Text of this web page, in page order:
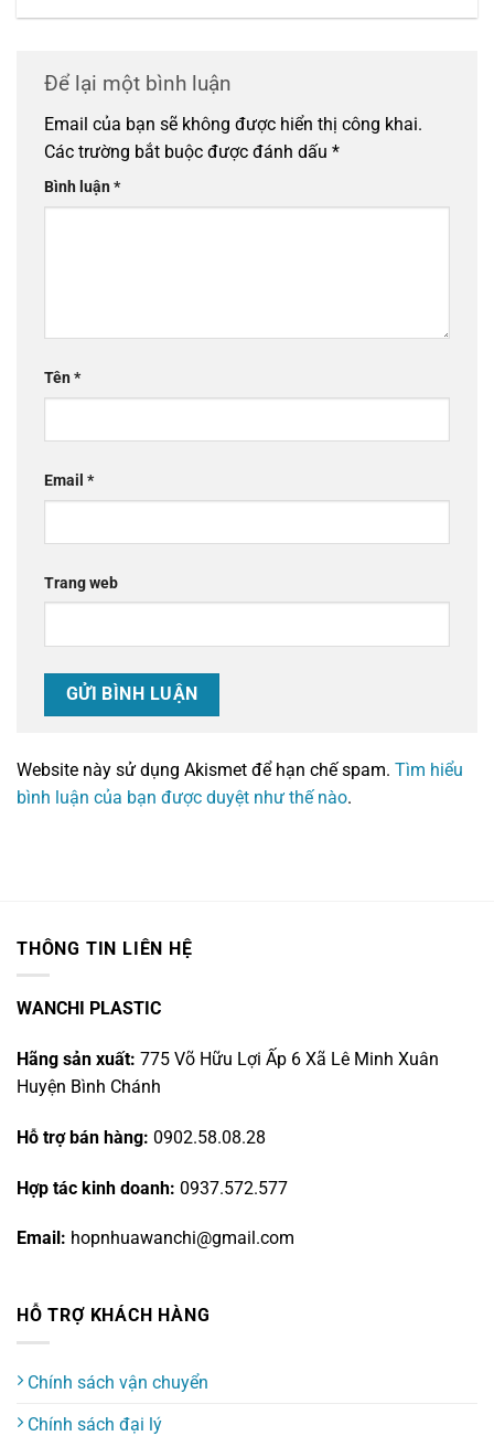
Để lại một bình luận
Email của bạn sẽ không được hiển thị công khai.
Các trường bắt buộc được đánh dấu *
Bình luận*
Tên*
Email *
Trang web
Website này sử dụng Akismet để hạn chế spam. Tìm hiểu
bình luận của bạn được duyệt như thế nào.
THÔNG TIN LIÊN HỆ
WANCHI PLASTIC
Hãng sản xuất: 775 Võ Hữu Lợi Ấp 6 Xã Lê Minh Xuân
Huyện Bình Chánh
Hỗ trợ bán hàng: 0902.58.08.28
Hợp tác kinh doanh: 0937.572.577
Email: hopnhuawanchi@gmail.com
HỖ TRỢ KHÁCH HÀNG
Chính sách vận chuyển
Chính sách đại lý